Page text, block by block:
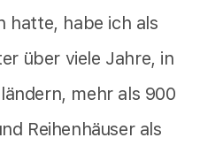
hatte, habe ich als
über viele Jahre, in
mehr als 900
Reihenhäuser als